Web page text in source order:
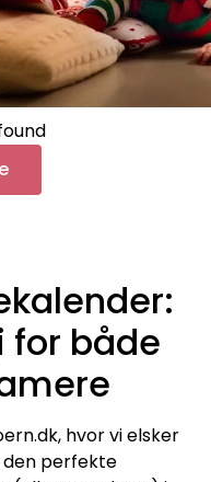
både
hvor vi elsker
perfekte